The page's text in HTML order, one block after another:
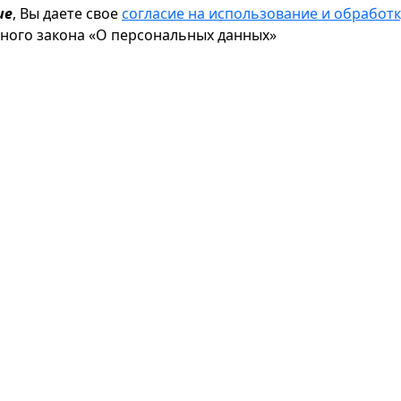
, Вы даете своесогласие на использование и
закона «О персональных данных»